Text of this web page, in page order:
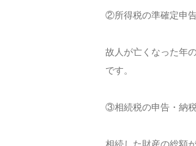
②所得税の準確定申告
故人が亡くなった年
です。
③相続税の申告・納